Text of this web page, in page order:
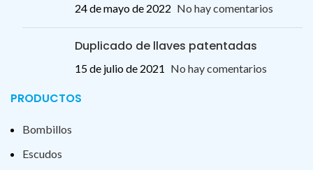
24 de mayo de 2022 No hay comentarios
Duplicado de llaves patentadas
15 de julio de 2021 No hay comentarios
PRODUCTOS
Bombillos
Escudos